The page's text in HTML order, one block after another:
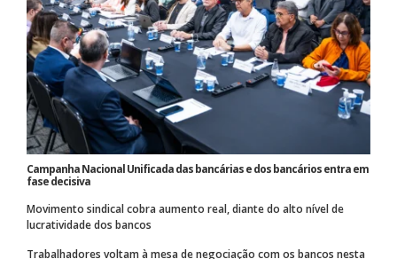
Campanha Nacional Unificada das bancárias e dos bancários entra em
fase decisiva
Movimento sindical cobra aumento real, diante do alto nível de
lucratividade dos bancos
Trabalhadores voltam à mesa de negociação com os bancos nesta